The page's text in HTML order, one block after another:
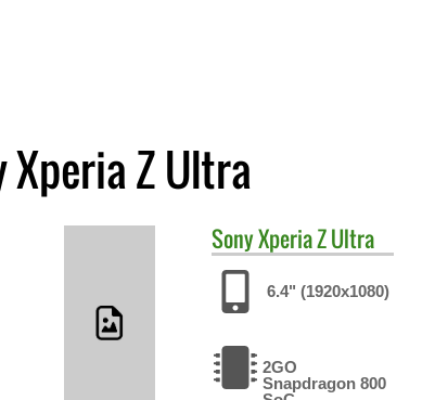
Xperia Z Ultra
SonyXperia Z Ultra
6.4" (1920x1080)
2GO
Snapdragon 800